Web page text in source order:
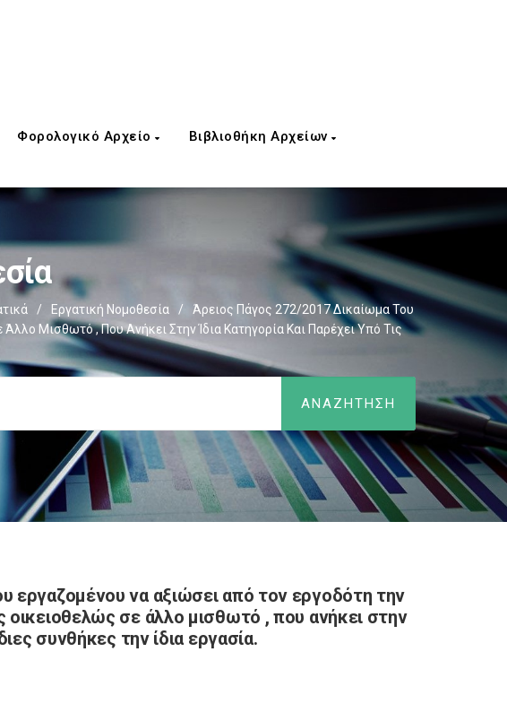
Φορολογικό Αρχείο Βιβλιοθήκη Αρχείων
/ Εργατική Νομοθεσία /
Άρειος Πάγος 272/2017 Δικαίωμα Του
Μισθωτό , Που Ανήκει Στην Ίδια Κατηγορία Και Παρέχει Υπό Τις
εργαζομένου να αξιώσει από τον εργοδότη την
οικειοθελώς σε άλλο μισθωτό , που ανήκει στην
συνθήκες την ίδια εργασία.